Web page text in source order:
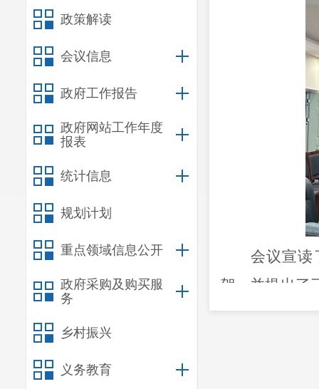
政策解读
会议信息
政府工作报告
政府网站工作年度
报表
统计信息
规划计划
重点领域信息公开
政府采购及购买服
务
乡村振兴
义务教育
会议宣读
贺，并提出了
学习、自我提